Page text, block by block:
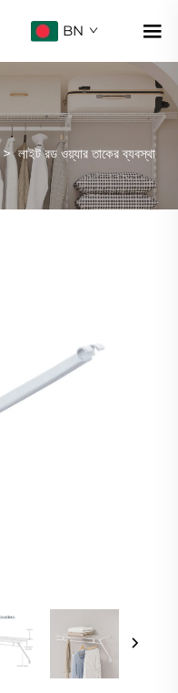
BN
>লাইট রড ওয়্যার তাকের ব্যবস্থা